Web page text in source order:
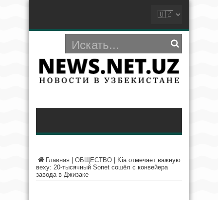
Главная ОБЩЕСТВО
Kia отмечает важную
веху: 20-тысячный Sonet сошёл с конвейера
завода в Джизаке